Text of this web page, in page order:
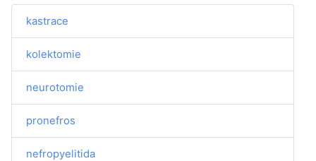
kastrace
kolektomie
neurotomie
pronefros
nefropyelitida